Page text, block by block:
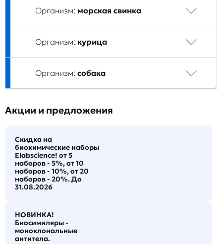
Организм: морская свинка
Организм: курица
Организм: собака
Акции и предложения
Скидка на
биохимические наборы
Elabscience! от 5
наборов - 5%, от 10
наборов - 10%, от 20
наборов - 20%. До
31.08.2026
НОВИНКА!
Биосимиляры -
моноклональные
антитела.